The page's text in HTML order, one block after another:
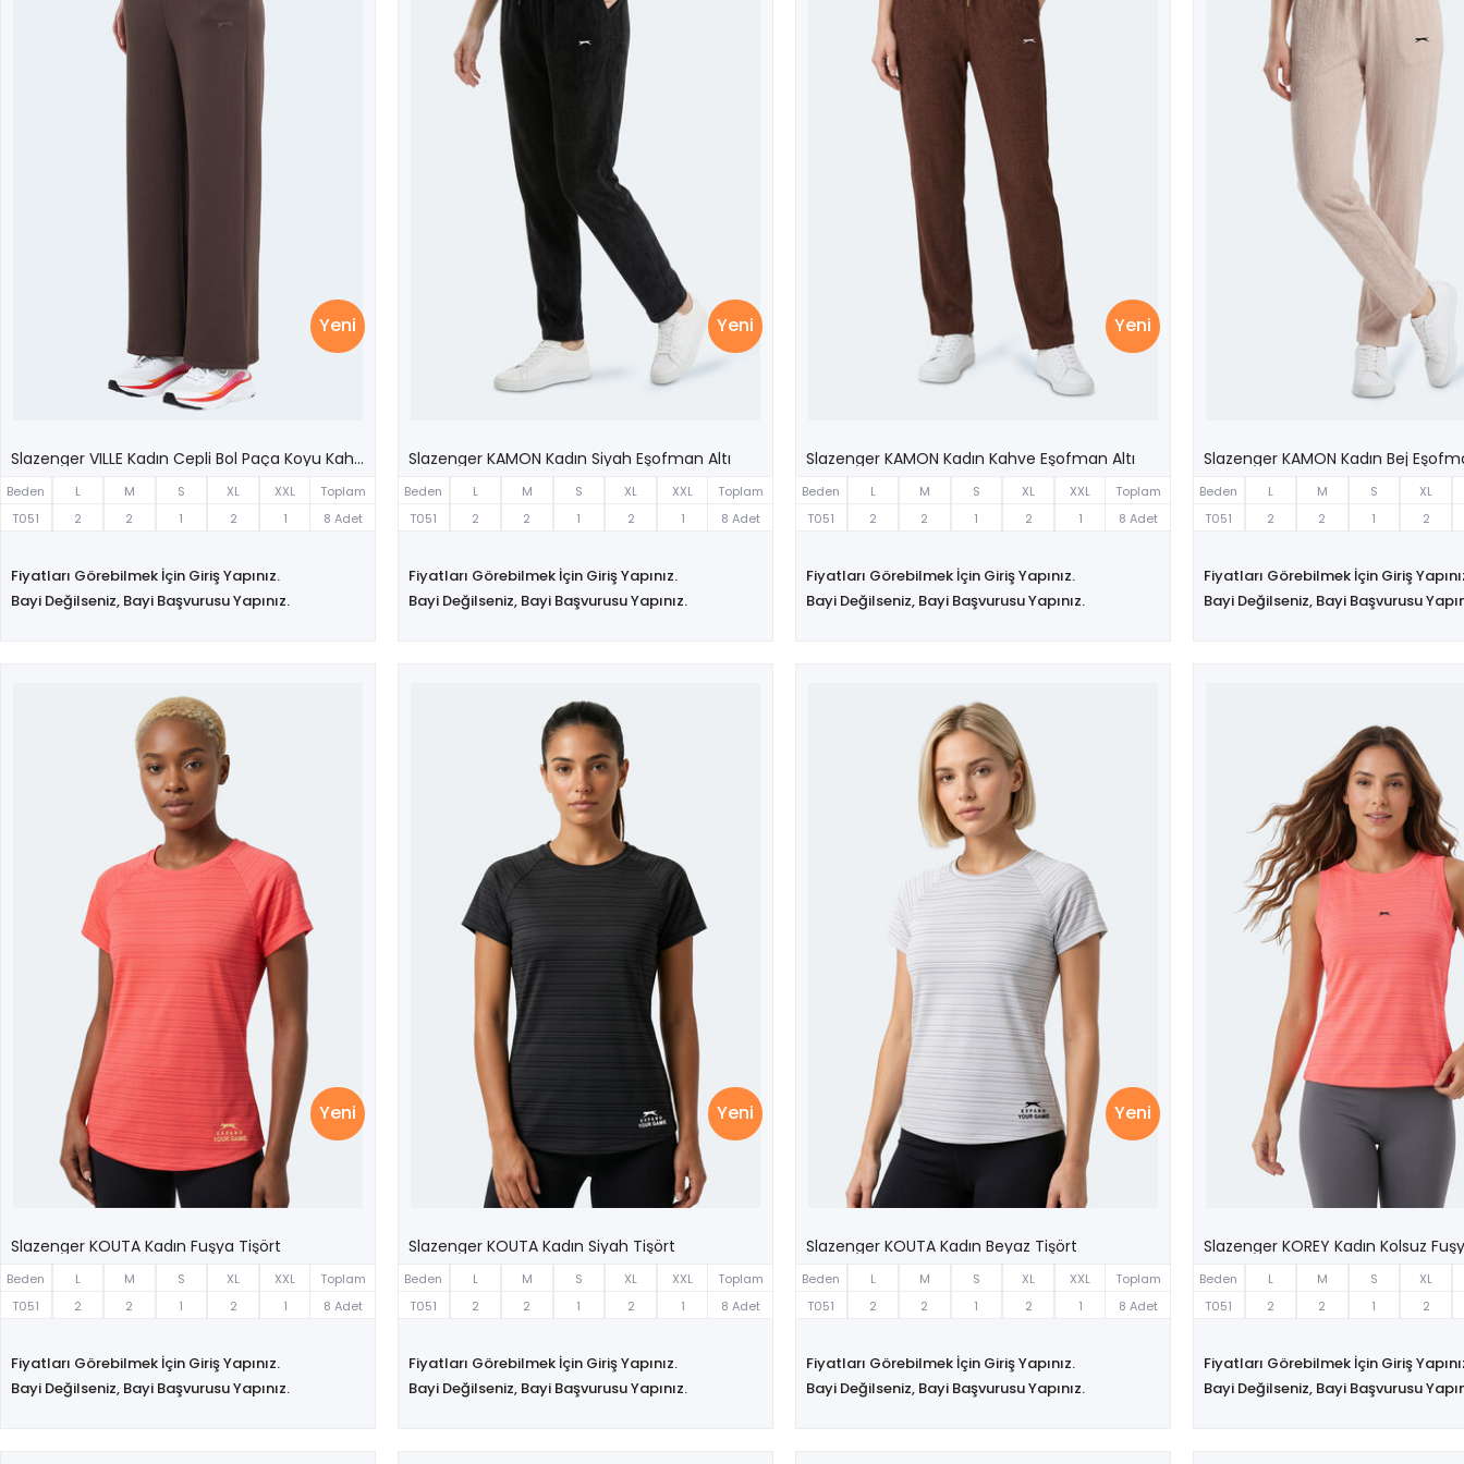
Yeni
Slazenger VILLE Kadın Cepli Bol Paça Koyu Kahve Eşofman Altı
Beden L M S XL XXL
Toplam
T051
2 2 1 2 1 8 Adet
Fiyatları Görebilmek İçin Giriş Yapınız.
Bayi Değilseniz, Bayi Başvurusu Yapınız.
Yeni
Slazenger KAMON Kadın Siyah Eşofman Altı
Beden L M S XL XXL
Toplam
T051
2 2 1 2 1 8 Adet
Fiyatları Görebilmek İçin Giriş Yapınız.
Bayi Değilseniz, Bayi Başvurusu Yapınız.
Yeni
Slazenger KAMON Kadın Kahve Eşofman Altı
Beden L M S XL XXL
Toplam
T051
2 2 1 2 1 8 Adet
Fiyatları Görebilmek İçin Giriş Yapınız.
Bayi Değilseniz, Bayi Başvurusu Yapınız.
Slazenger KAMON Kadın Bej
Beden L M S
XL
T051
2 2 1 2
Fiyatları Görebilmek İçin Giriş
Bayi Değilseniz, Bayi Başvurusu
Yeni
Slazenger KOUTA Kadın Fuşya Tişört
Beden L M S XL XXL
Toplam
T051
2 2 1 2 1 8 Adet
Fiyatları Görebilmek İçin Giriş Yapınız.
Bayi Değilseniz, Bayi Başvurusu Yapınız.
Yeni
Slazenger KOUTA Kadın Siyah Tişört
Beden L M S XL XXL
Toplam
T051
2 2 1 2 1 8 Adet
Fiyatları Görebilmek İçin Giriş Yapınız.
Bayi Değilseniz, Bayi Başvurusu Yapınız.
Yeni
Slazenger KOUTA Kadın Beyaz Tişört
Beden L M S XL XXL
Toplam
T051
2 2 1 2 1 8 Adet
Fiyatları Görebilmek İçin Giriş Yapınız.
Bayi Değilseniz, Bayi Başvurusu Yapınız.
Slazenger KOREY Kadın Kolsuz
Beden L M S
XL
T051
2 2 1 2
Fiyatları Görebilmek İçin Giriş
Bayi Değilseniz, Bayi Başvurusu